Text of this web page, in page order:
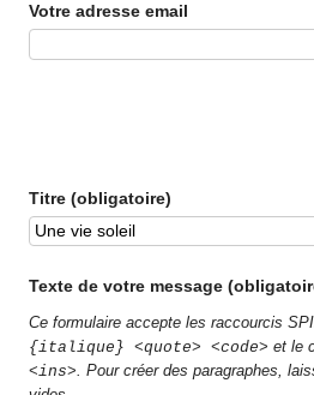
Votre adresse email
Titre (obligatoire)
Texte de votre message
Ce formulaire accepte les raccourcis
{italique} <quote> <code> et le
<ins>. Pour créer des paragraphes,